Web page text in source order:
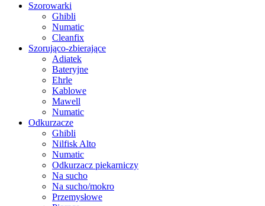
Szorowarki
Ghibli
Numatic
Cleanfix
Szorująco-zbierające
Adiatek
Bateryjne
Ehrle
Kablowe
Mawell
Numatic
Odkurzacze
Ghibli
Nilfisk Alto
Numatic
Odkurzacz piekarniczy
Na sucho
Na sucho/mokro
Przemysłowe